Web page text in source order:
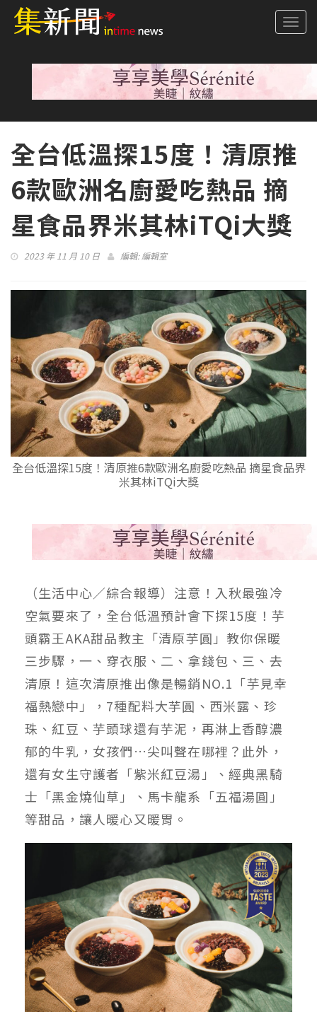
全台低溫探15度！清原推
6款歐洲名廚愛吃熱品 摘
星食品界米其林iTQi大獎
2023 年 11 月 10 日 編輯:編輯室
全台低溫探15度！清原推6款歐洲名廚愛吃熱品 摘星食品界
米其林iTQi大獎
（生活中心／綜合報導）注意！入秋最強冷
空氣要來了，全台低溫預計會下探15度！芋
頭霸王AKA甜品教主「清原芋圓」教你保暖
三步驟，一、穿衣服、二、拿錢包、三、去
清原！這次清原推出像是暢銷NO.1「芋見幸
福熱戀中」，7種配料大芋圓、西米露、珍
珠、紅豆、芋頭球還有芋泥，再淋上香醇濃
郁的牛乳，女孩們…尖叫聲在哪裡？此外，
還有女生守護者「紫米紅豆湯」、經典黑騎
士「黑金燒仙草」、馬卡龍系「五福湯圓」
等甜品，讓人暖心又暖胃。